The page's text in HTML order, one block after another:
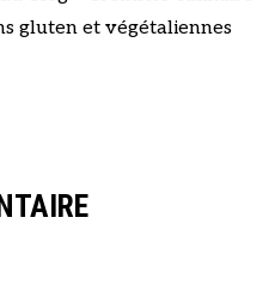
gluten et végétaliennes